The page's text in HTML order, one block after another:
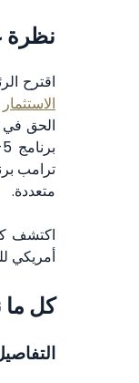
نظرة
اقترح
الاستثمار
الحق في
متعددة.
أمريكي
كل